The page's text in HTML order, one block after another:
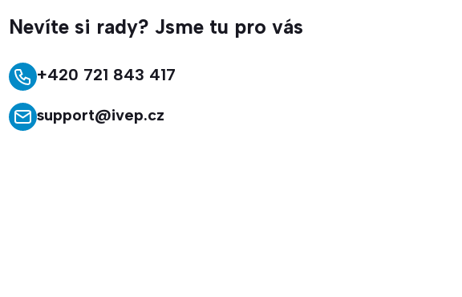
Nevíte si rady? Jsme tu pro vás
+420 721 843 417
support@ivep.cz